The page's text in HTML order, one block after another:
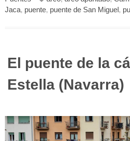
Jaca, puente, puente de San Miguel ,
El puente de la
Estella (Navarra)